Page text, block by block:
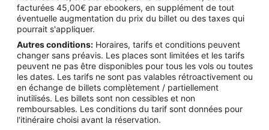
facturées 45,00€ par ebookers, en supplément de tout
éventuelle augmentation du prix du billet ou des taxes qui
pourrait s'appliquer.
Autres conditions: Horaires, tarifs et conditions peuvent
changer sans préavis. Les places sont limitées et les tarifs
peuvent ne pas être disponibles pour tous les vols ou toutes
les dates. Les tarifs ne sont pas valables rétroactivement ou
en échange de billets complètement / partiellement
inutilisés. Les billets sont non cessibles et non
remboursables. Les conditions du tarif sont données pour
l'itinéraire choisi avant la réservation.